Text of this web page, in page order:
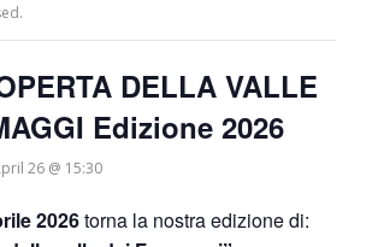
DELLA VALLE
Edizione 2026
26 @ 15:30
2026torna la nostra edizione di: